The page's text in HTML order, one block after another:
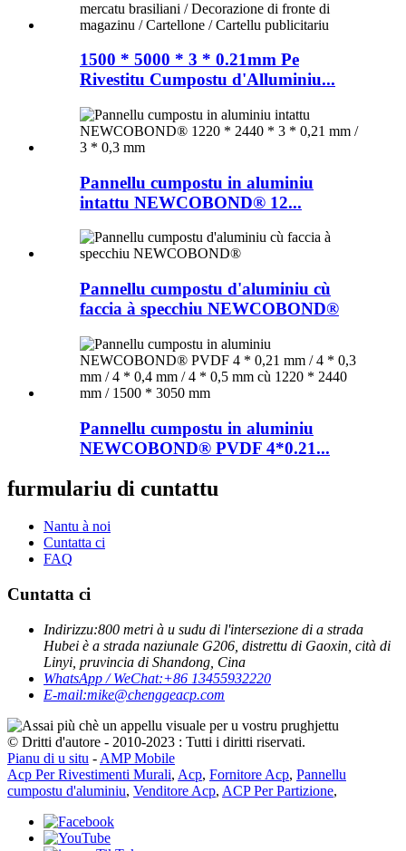
1500 * 5000 * 3 * 0.21mm Pe
Rivestitu Cumpostu d'Alluminiu...
Pannellu cumpostu in aluminiu
intattu NEWCOBOND® 12...
Pannellu cumpostu d'aluminiu cù
faccia à specchiu NEWCOBOND®
Pannellu cumpostu in aluminiu
NEWCOBOND® PVDF 4*0.21...
furmulariu di cuntattu
Nantu à noi
Cuntatta ci
FAQ
Cuntatta ci
Indirizzu:800 metri à u sudu di l'intersezione di a strada
Hubei è a strada naziunale G206, distrettu di Gaoxin, cità di
Linyi, pruvincia di Shandong, Cina
WhatsApp / WeChat:+86 13455932220
E-mail:mike@chenggeacp.com
© Dritti d'autore - 2010-2023 : Tutti i diritti riservati.
Pianu di u situ - AMP Mobile
Acp Per Rivestimenti Murali, Acp, Fornitore Acp, Pannellu
cumpostu d'aluminiu, Venditore Acp, ACP Per Partizione,